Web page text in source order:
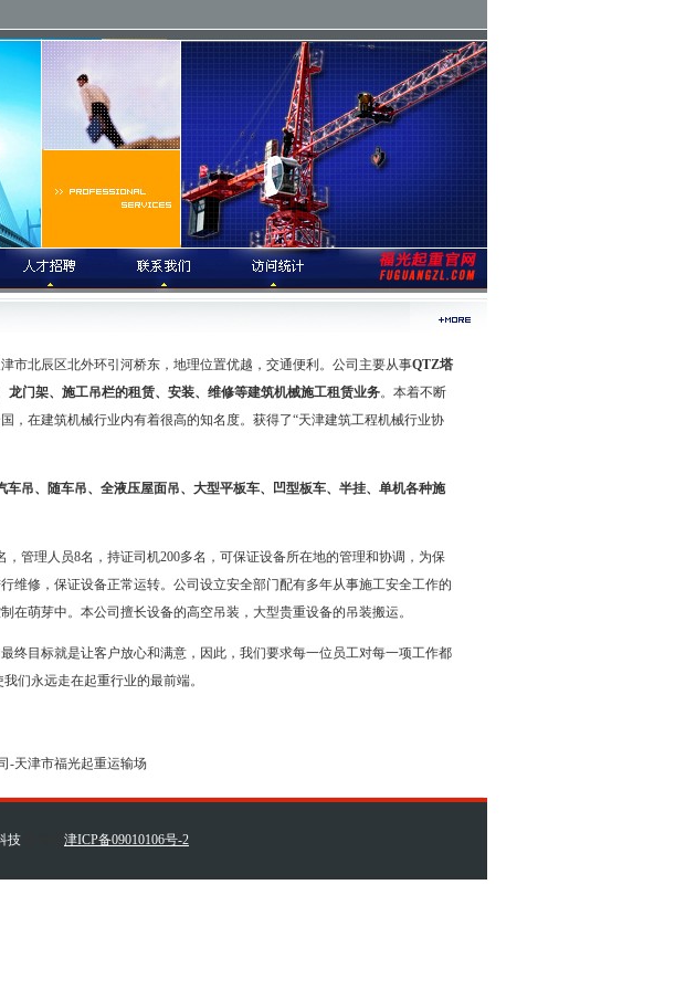
市北辰区北外环引河桥东，地理位置优越，交通便利。公司主要从事QTZ塔
龙门架、施工吊栏的租赁、安装、维修等建筑机械施工租赁业务。本着不断
，在建筑机械行业内有着很高的知名度。获得了“天津建筑工程机械行业协
车吊、随车吊、全液压屋面吊、大型平板车、凹型板车、半挂、单机各种施
管理人员8名，持证司机200多名，可保证设备所在地的管理和协调，为保
维修，保证设备正常运转。公司设立安全部门配有多年从事施工安全工作的
在萌芽中。本公司擅长设备的高空吊装，大型贵重设备的吊装搬运。
目标就是让客户放心和满意，因此，我们要求每一位员工对每一项工作都
们永远走在起重行业的最前端。
-天津市福光起重运输场
技 津ICP备09010106号-2